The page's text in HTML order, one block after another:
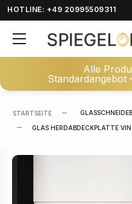
HOTLINE: +49 20995509311
Alle
Standardangebot
STARTSEITE
GLAS HERDABDECKPLATTE